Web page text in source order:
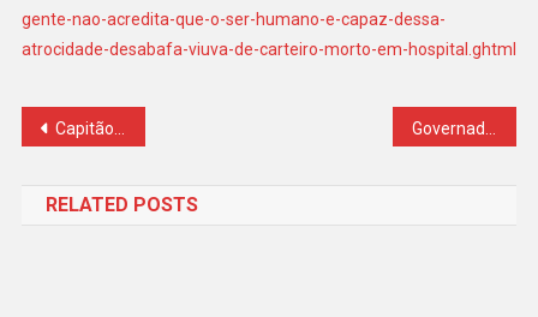
gente-nao-acredita-que-o-ser-humano-e-capaz-dessa-
atrocidade-desabafa-viuva-de-carteiro-morto-em-hospital.ghtml
Navegação
Post
Capitão da PM é afastado após áudio sugerir negociação com tráfico
RELATED POSTS